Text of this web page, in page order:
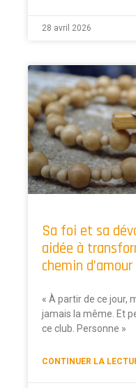
28 avril 2026
Sa foi et sa
aidée à
chemin d’amour
« À partir de ce jour,
jamais la même. Et
ce club. Personne »
CONTINUER LA